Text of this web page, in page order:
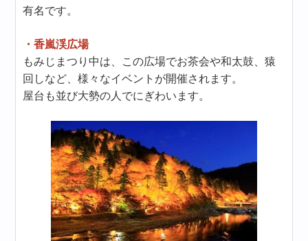
有名です。
・香嵐渓広場
もみじまつり中は、この広場でお茶会や和太鼓、猿
回しなど、様々なイベントが開催されます。
屋台も並び大勢の人でにぎわいます。